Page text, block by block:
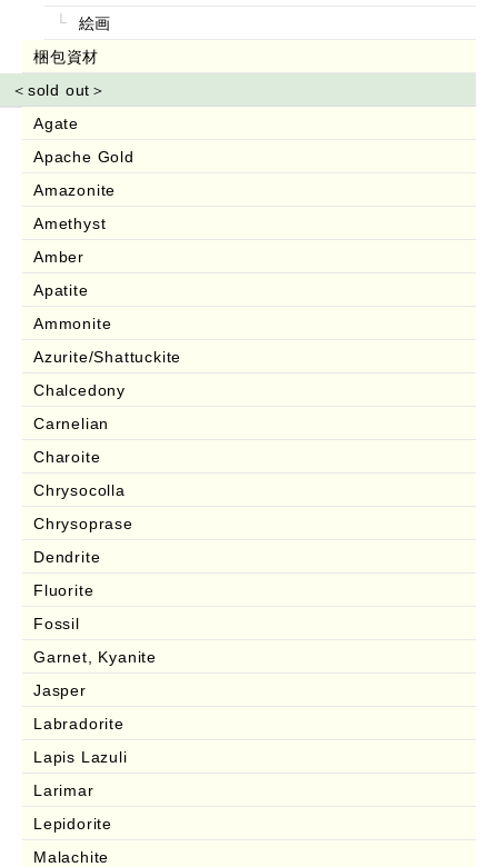
絵画
梱包資材
＜sold out＞
Agate
Apache Gold
Amazonite
Amethyst
Amber
Apatite
Ammonite
Azurite/Shattuckite
Chalcedony
Carnelian
Charoite
Chrysocolla
Chrysoprase
Dendrite
Fluorite
Fossil
Garnet, Kyanite
Jasper
Labradorite
Lapis Lazuli
Larimar
Lepidorite
Malachite